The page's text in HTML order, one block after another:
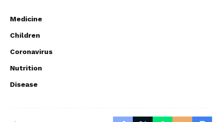
Medicine
Children
Coronavirus
Nutrition
Disease